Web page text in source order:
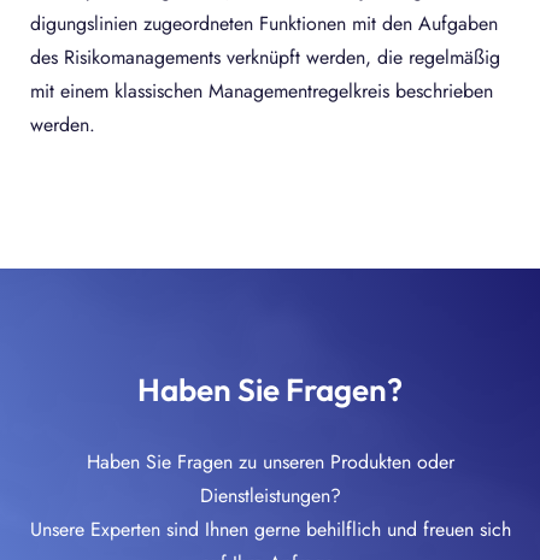
di­gungs­linien zugeordneten Funktionen mit den Aufgaben
des Risikomanagements verknüpft werden, die regelmäßig
mit einem klassischen Managementregelkreis beschrieben
werden.
Haben Sie Fragen?
Haben Sie Fragen zu unseren Produkten oder
Dienstleistungen?
Unsere Experten sind Ihnen gerne behilflich und freuen sich